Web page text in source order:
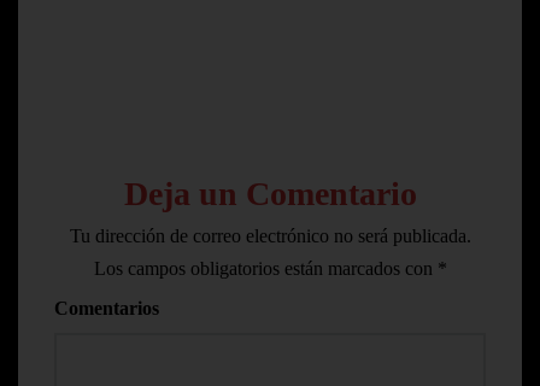
Deja un Comentario
Tu dirección de correo electrónico no será publicada.
Los campos obligatorios están marcados con *
Comentarios